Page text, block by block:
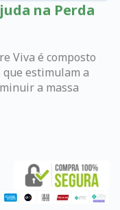
na Perda
Viva é composto
estimulam a
a massa